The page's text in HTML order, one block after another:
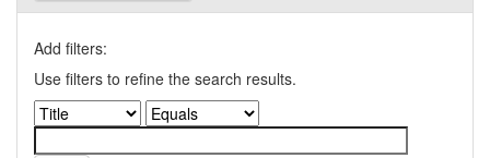
Add filters:
Use filters to refine the search results.